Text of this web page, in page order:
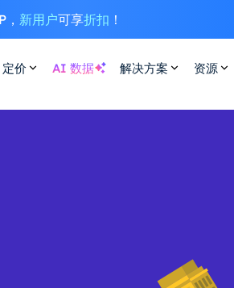
新用户可享折扣 ！
定价 AI 数据 解决方案 资源